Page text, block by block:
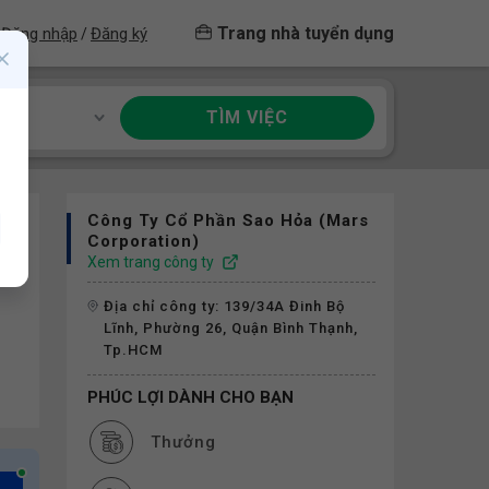
Đăng nhập / Đăng ký Trang nhà tuyển dụng
TÌM VIỆC
Công Ty Cổ Phần Sao Hỏa (Mars
Corporation)
Xem trang công ty
Địa chỉ công ty: 139/34A Đinh Bộ
Lĩnh, Phường 26, Quận Bình Thạnh,
Tp.HCM
PHÚC LỢI DÀNH CHO BẠN
Thưởng